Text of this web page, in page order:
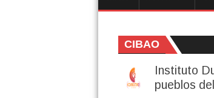
CIBAO
Instituto
pueblos